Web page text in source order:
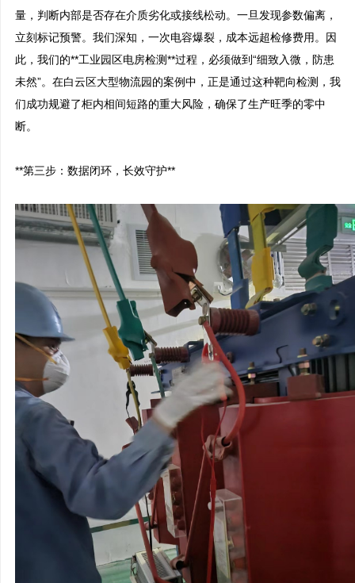
量，判断内部是否存在介质劣化或接线松动。一旦发现参数偏离，
立刻标记预警。我们深知，一次电容爆裂，成本远超检修费用。因
此，我们的**工业园区电房检测**过程，必须做到“细致入微，防患
未然”。在白云区大型物流园的案例中，正是通过这种靶向检测，我
们成功规避了柜内相间短路的重大风险，确保了生产旺季的零中
断。
**第三步：数据闭环，长效守护**